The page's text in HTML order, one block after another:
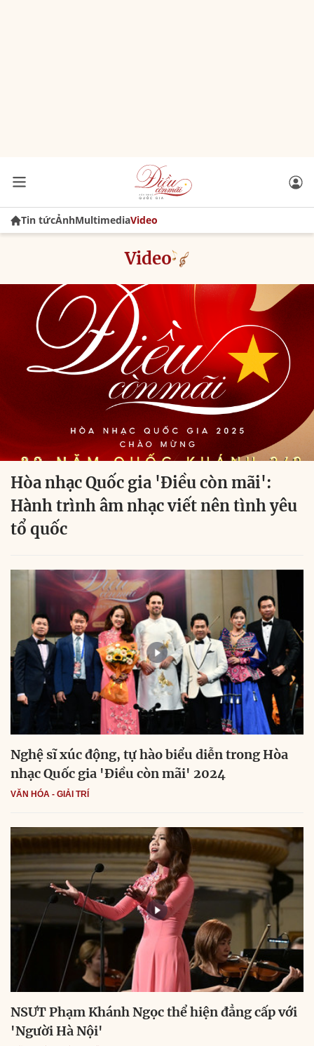
Tin tứcẢnhMultimediaVideo
Video
Hòa nhạc Quốc gia 'Điều còn mãi':
Hành trình âm nhạc viết nên tình yêu
tổ quốc
VĂN HÓA - GIẢI TRÍ
Nghệ sĩ xúc động, tự hào biểu diễn trong Hòa
nhạc Quốc gia 'Điều còn mãi' 2024
NSƯT Phạm Khánh Ngọc thể hiện đẳng cấp với
'Người Hà Nội'